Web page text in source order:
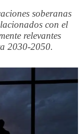
soberanas
con el
relevantes
2030-2050.